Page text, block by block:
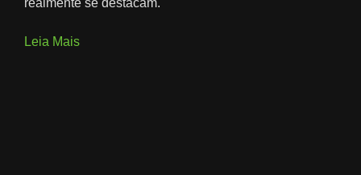
realmente se destacam.
Leia Mais